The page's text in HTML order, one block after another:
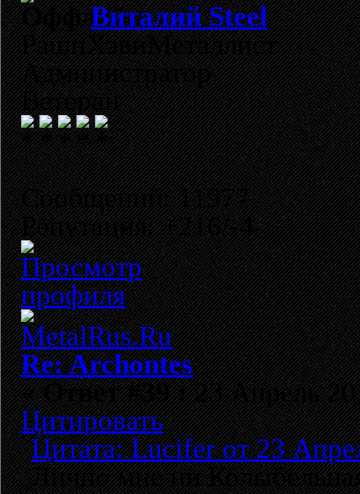
Виталий Steel
РашнХэвиМеталлист
Администратор
Ветеран
Сообщений: 11977
Репутация: +216/-4
Re: Archontes
«Ответ #39 :23 Апрель
Цитировать
Цитата: Lucifer от 23
Лично мне ни